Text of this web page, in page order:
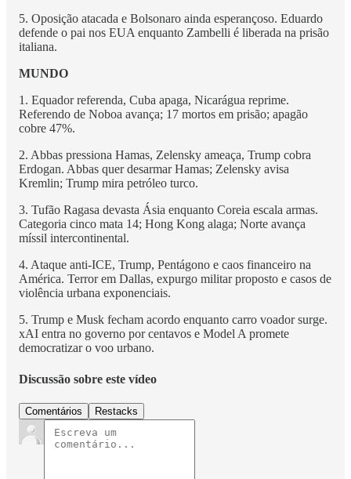
5. Oposição atacada e Bolsonaro ainda esperançoso. Eduardo
defende o pai nos EUA enquanto Zambelli é liberada na prisão
italiana.
MUNDO
1. Equador referenda, Cuba apaga, Nicarágua reprime.
Referendo de Noboa avança; 17 mortos em prisão; apagão
cobre 47%.
2. Abbas pressiona Hamas, Zelensky ameaça, Trump cobra
Erdogan. Abbas quer desarmar Hamas; Zelensky avisa
Kremlin; Trump mira petróleo turco.
3. Tufão Ragasa devasta Ásia enquanto Coreia escala armas.
Categoria cinco mata 14; Hong Kong alaga; Norte avança
míssil intercontinental.
4. Ataque anti-ICE, Trump, Pentágono e caos financeiro na
América. Terror em Dallas, expurgo militar proposto e casos de
violência urbana exponenciais.
5. Trump e Musk fecham acordo enquanto carro voador surge.
xAI entra no governo por centavos e Model A promete
democratizar o voo urbano.
Discussão sobre este vídeo
Comentários Restacks